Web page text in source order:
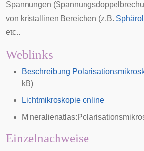
Spannungen
von kristallinen Bereichen (z.B.
etc..
Weblinks
Beschreibung
kB)
Lichtmikroskopie online
Einzelnachweise